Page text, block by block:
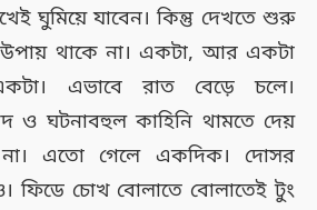
ঘুমিয়ে যাবেন। কিন্তু দেখতে শুরু
থাকে না। একটা, আর একটা
এভাবে রাত বেড়ে চলে।
ও ঘটনাবহুল কাহিনি থামতে দেয়
না। এতো গেলে একদিক। দোসর
ফিডে চোখ বোলাতে বোলাতেই টুং